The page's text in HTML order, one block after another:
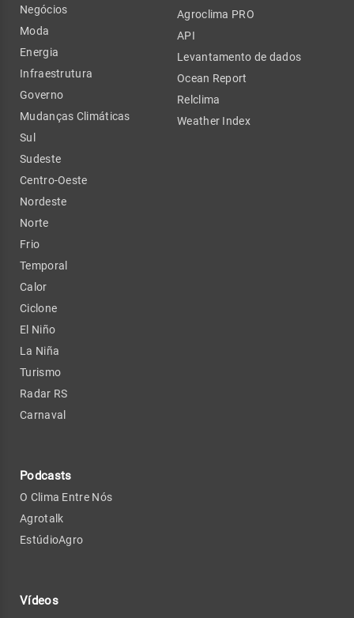
Negócios
Moda
Energia
Infraestrutura
Governo
Mudanças Climáticas
Sul
Sudeste
Centro-Oeste
Nordeste
Norte
Frio
Temporal
Calor
Ciclone
El Niño
La Niña
Turismo
Radar RS
Carnaval
Podcasts
O Clima Entre Nós
Agrotalk
EstúdioAgro
Vídeos
Agroclima PRO
API
Levantamento de dados
Ocean Report
Relclima
Weather Index